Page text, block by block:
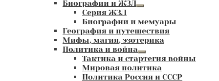
Биографии и ЖЗЛ
Развернутое
меню
Серия ЖЗЛ
Биографии и мемуары
География и путешествия
Мифы, магия, эзотерика
Политика и война
Развернутое
вложенное
меню
Тактика и стартегия войны
Мировая политика
Политика Россия и СССР